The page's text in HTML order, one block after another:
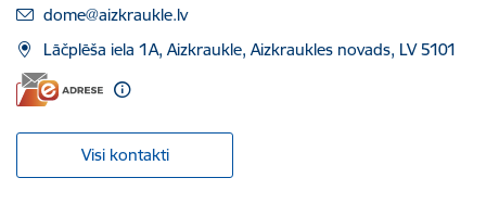
E-pasts:
dome@aizkraukle.lv
Lāčplēša iela 1A, Aizkraukle, Aizkraukles novads, LV 5101
Visi kontakti